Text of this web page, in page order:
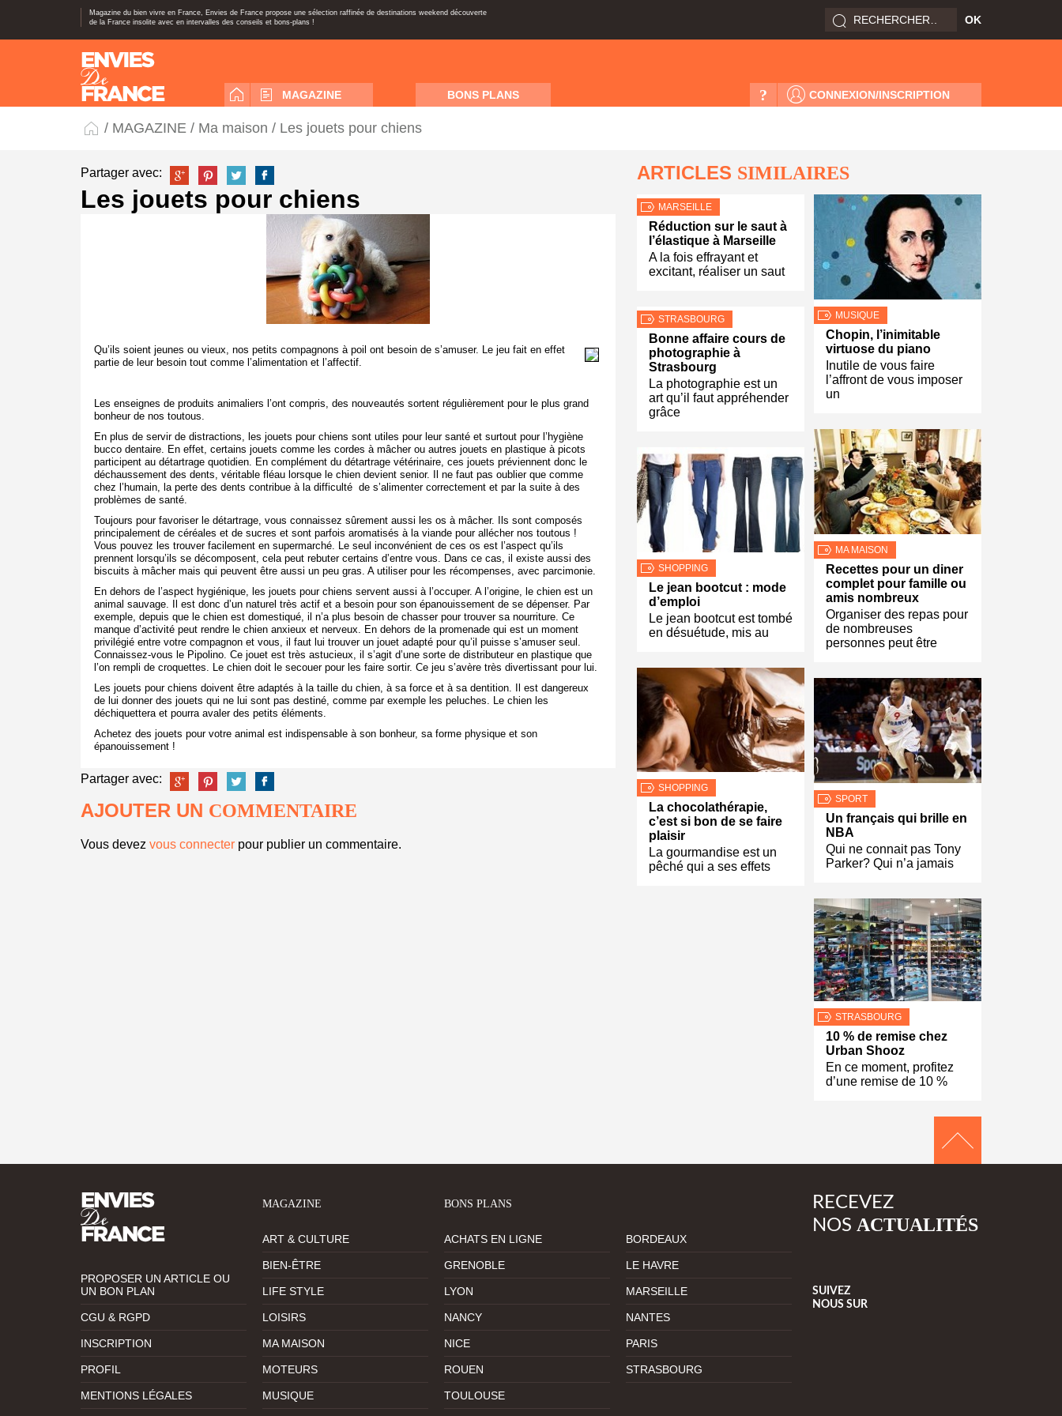
Magazine du bien vivre en France, Envies de France propose une sélection raffinée de destinations weekend découverte
de la France insolite avec en intervalles des conseils et bons-plans !
MAGAZINE BONS PLANS CONNEXION/INSCRIPTION
?
/ MAGAZINE / Ma maison / Les jouets pour chiens
Partager avec:
Les jouets pour chiens
Qu’ils soient jeunes ou vieux, nos petits compagnons à poil ont besoin de s’amuser. Le jeu fait en effet
partie de leur besoin tout comme l’alimentation et l’affectif.
Les enseignes de produits animaliers l’ont compris, des nouveautés sortent régulièrement pour le plus grand
bonheur de nos toutous.
En plus de servir de distractions, les jouets pour chiens sont utiles pour leur santé et surtout pour l’hygiène
bucco dentaire. En effet, certains jouets comme les cordes à mâcher ou autres jouets en plastique à picots
participent au détartrage quotidien. En complément du détartrage vétérinaire, ces jouets préviennent donc le
déchaussement des dents, véritable fléau lorsque le chien devient senior. Il ne faut pas oublier que comme
chez l’humain, la perte des dents contribue à la difficulté de s’alimenter correctement et par la suite à des
problèmes de santé.
Toujours pour favoriser le détartrage, vous connaissez sûrement aussi les os à mâcher. Ils sont composés
principalement de céréales et de sucres et sont parfois aromatisés à la viande pour allécher nos toutous !
Vous pouvez les trouver facilement en supermarché. Le seul inconvénient de ces os est l’aspect qu’ils
prennent lorsqu’ils se décomposent, cela peut rebuter certains d’entre vous. Dans ce cas, il existe aussi des
biscuits à mâcher mais qui peuvent être aussi un peu gras. A utiliser pour les récompenses, avec parcimonie.
En dehors de l’aspect hygiénique, les jouets pour chiens servent aussi à l’occuper. A l’origine, le chien est un
animal sauvage. Il est donc d’un naturel très actif et a besoin pour son épanouissement de se dépenser. Par
exemple, depuis que le chien est domestiqué, il n’a plus besoin de chasser pour trouver sa nourriture. Ce
manque d’activité peut rendre le chien anxieux et nerveux. En dehors de la promenade qui est un moment
privilégié entre votre compagnon et vous, il faut lui trouver un jouet adapté pour qu’il puisse s’amuser seul.
Connaissez-vous le Pipolino. Ce jouet est très astucieux, il s’agit d’une sorte de distributeur en plastique que
l’on rempli de croquettes. Le chien doit le secouer pour les faire sortir. Ce jeu s’avère très divertissant pour lui.
Les jouets pour chiens doivent être adaptés à la taille du chien, à sa force et à sa dentition. Il est dangereux
de lui donner des jouets qui ne lui sont pas destiné, comme par exemple les peluches. Le chien les
déchiquettera et pourra avaler des petits éléments.
Achetez des jouets pour votre animal est indispensable à son bonheur, sa forme physique et son
épanouissement !
Partager avec:
AJOUTER UN COMMENTAIRE
Vous devez vous connecter pour publier un commentaire.
ARTICLES SIMILAIRES
MARSEILLE
Réduction sur le saut à
l’élastique à Marseille
A la fois effrayant et
excitant, réaliser un saut
STRASBOURG
Bonne affaire cours de
photographie à
Strasbourg
La photographie est un
art qu’il faut appréhender
grâce
SHOPPING
Le jean bootcut : mode
d’emploi
Le jean bootcut est tombé
en désuétude, mis au
SHOPPING
La chocolathérapie,
c’est si bon de se faire
plaisir
La gourmandise est un
pêché qui a ses effets
MUSIQUE
Chopin, l’inimitable
virtuose du piano
Inutile de vous faire
l’affront de vous imposer
un
MA MAISON
Recettes pour un diner
complet pour famille ou
amis nombreux
Organiser des repas pour
de nombreuses
personnes peut être
SPORT
Un français qui brille en
NBA
Qui ne connait pas Tony
Parker? Qui n’a jamais
STRASBOURG
10 % de remise chez
Urban Shooz
En ce moment, profitez
d’une remise de 10 %
PROPOSER UN ARTICLE OU
UN BON PLAN
CGU & RGPD
INSCRIPTION
PROFIL
MENTIONS LÉGALES
MAGAZINE
ART & CULTURE
BIEN-ÊTRE
LIFE STYLE
LOISIRS
MA MAISON
MOTEURS
MUSIQUE
BONS PLANS
ACHATS EN LIGNE BORDEAUX
GRENOBLE LE HAVRE
LYON MARSEILLE
NANCY NANTES
NICE PARIS
ROUEN STRASBOURG
TOULOUSE
RECEVEZ
NOS ACTUALITÉS
SUIVEZ
NOUS SUR